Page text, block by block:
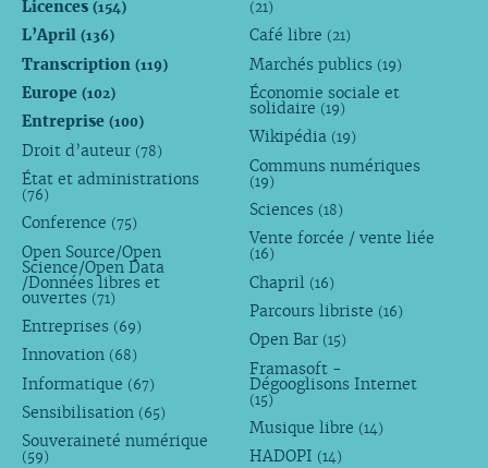
Licences (154)
L’April (136)
Transcription (119)
Europe (102)
Entreprise (100)
Droit d’auteur (78)
État et administrations
(76)
Conference (75)
Open Source/Open
Science/Open Data
/Données libres et
ouvertes (71)
Entreprises (69)
Innovation (68)
Informatique (67)
Sensibilisation (65)
Souveraineté numérique
(59)
(21)
Café libre (21)
Marchés publics (19)
Économie sociale et
solidaire (19)
Wikipédia (19)
Communs numériques
(19)
Sciences (18)
Vente forcée / vente liée
(16)
Chapril (16)
Parcours libriste (16)
Open Bar (15)
Framasoft -
Dégooglisons Internet
(15)
Musique libre (14)
HADOPI (14)